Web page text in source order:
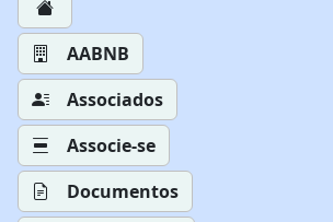
AABNB
Associados
Associe-se
Documentos